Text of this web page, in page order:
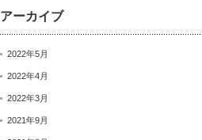
アーカイブ
2022年5月
2022年4月
2022年3月
2021年9月